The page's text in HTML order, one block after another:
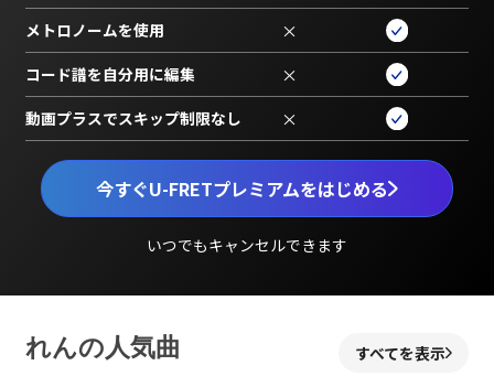
今すぐU-FRETプレミアムをはじめる
いつでもキャンセルできます
メトロノームを使用 ×
コード譜を自分用に編集 ×
動画プラスでスキップ制限なし ×
れんの人気曲 すべてを表示